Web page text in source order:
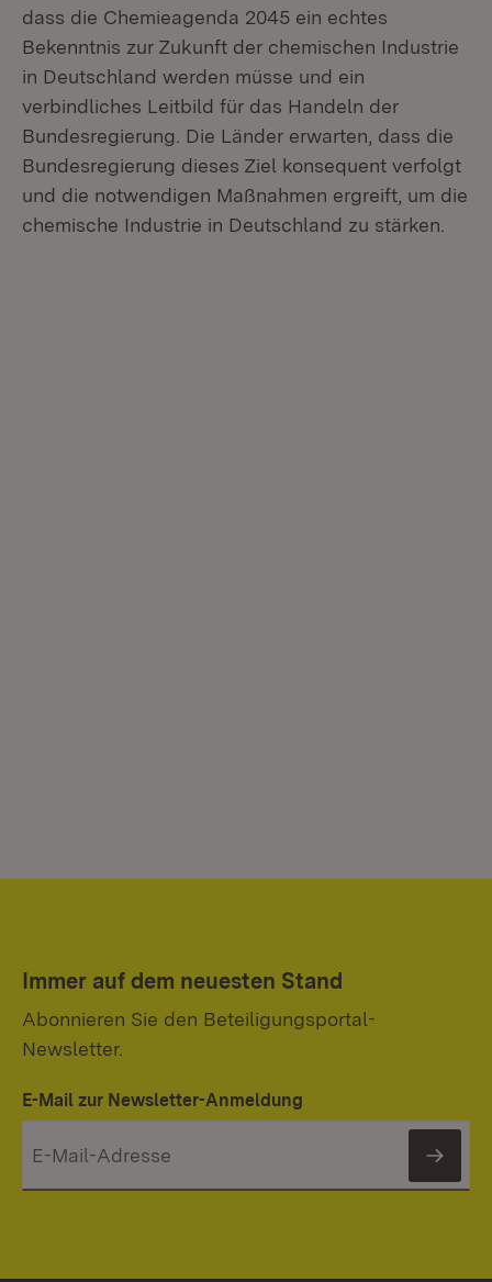
dass die Chemieagenda 2045 ein echtes
Bekenntnis zur Zukunft der chemischen Industrie
in Deutschland werden müsse und ein
verbindliches Leitbild für das Handeln der
Bundesregierung. Die Länder erwarten, dass die
Bundesregierung dieses Ziel konsequent verfolgt
und die notwendigen Maßnahmen ergreift, um die
chemische Industrie in Deutschland zu stärken.
Immer auf dem neuesten Stand
Abonnieren Sie den Beteiligungsportal-
Newsletter.
E-Mail zur Newsletter-Anmeldung